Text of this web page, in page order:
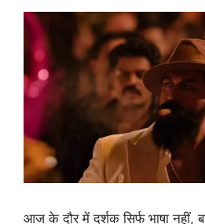
आज के दौर में दर्शक सिर्फ भाषा